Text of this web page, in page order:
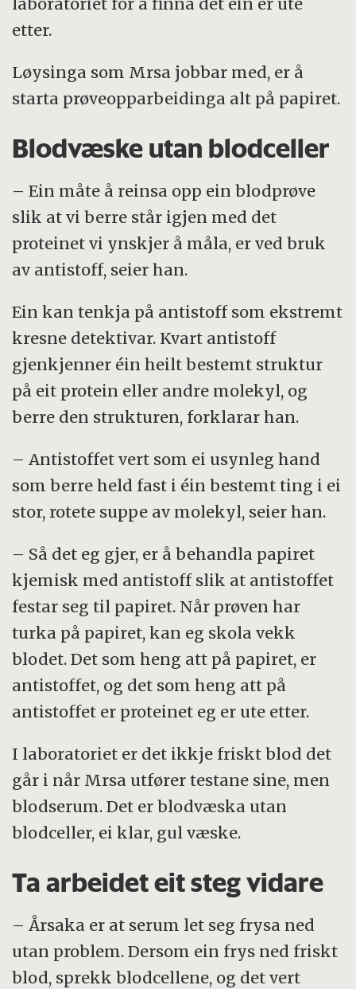
etter.
Løysinga som Mrsa jobbar med, er å
starta prøveopparbeidinga alt på papiret.
Blodvæske utan blodceller
– Ein måte å reinsa opp ein blodprøve
slik at vi berre står igjen med det
proteinet vi ynskjer å måla, er ved bruk
av antistoff, seier han.
Ein kan tenkja på antistoff som ekstremt
kresne detektivar. Kvart antistoff
gjenkjenner éin heilt bestemt struktur
på eit protein eller andre molekyl, og
berre den strukturen, forklarar han.
– Antistoffet vert som ei usynleg hand
som berre held fast i éin bestemt ting i ei
stor, rotete suppe av molekyl, seier han.
– Så det eg gjer, er å behandla papiret
kjemisk med antistoff slik at antistoffet
festar seg til papiret. Når prøven har
turka på papiret, kan eg skola vekk
blodet. Det som heng att på papiret, er
antistoffet, og det som heng att på
antistoffet er proteinet eg er ute etter.
I laboratoriet er det ikkje friskt blod det
går i når Mrsa utfører testane sine, men
blodserum. Det er blodvæska utan
blodceller, ei klar, gul væske.
Ta arbeidet eit steg vidare
– Årsaka er at serum let seg frysa ned
utan problem. Dersom ein frys ned friskt
blod, sprekk blodcellene, og det vert